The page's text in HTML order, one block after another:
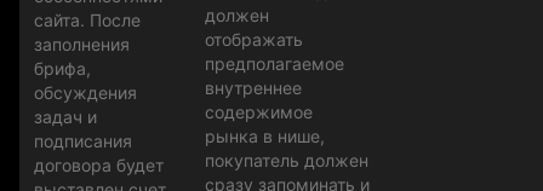
сайта. После
заполнения
брифа,
обсуждения
задач и
подписания
договора будет
должен
отображать
предполагаемое
внутреннее
содержимое
рынка в нише,
покупатель должен
сразу запоминать и